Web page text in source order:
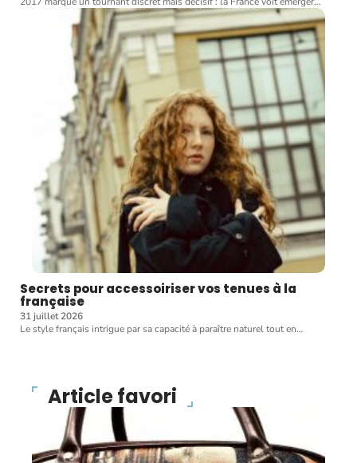
Secrets pour accessoiriser vos tenues à la
française
31 juillet 2026
Le style français intrigue par sa capacité à paraître naturel tout en…
Article favori